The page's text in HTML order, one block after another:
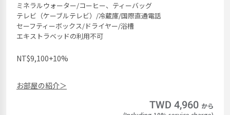
ミネラルウォーター/コーヒー、ティーバッグ
テレビ（ケーブルテレビ）/冷蔵庫/国際直通電話
セーフティーボックス/ドライヤー/浴槽
エキストラベッドの利用不可
NT$9,100+10%
お部屋の紹介＞
TWD 4,960 から